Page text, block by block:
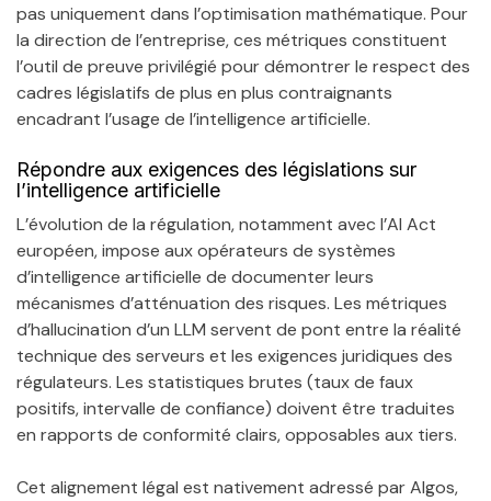
pas uniquement dans l’optimisation mathématique. Pour
la direction de l’entreprise, ces métriques constituent
l’outil de preuve privilégié pour démontrer le respect des
cadres législatifs de plus en plus contraignants
encadrant l’usage de l’intelligence artificielle.
Répondre aux exigences des législations sur
l’intelligence artificielle
L’évolution de la régulation, notamment avec l’AI Act
européen, impose aux opérateurs de systèmes
d’intelligence artificielle de documenter leurs
mécanismes d’atténuation des risques. Les métriques
d’hallucination d’un LLM servent de pont entre la réalité
technique des serveurs et les exigences juridiques des
régulateurs. Les statistiques brutes (taux de faux
positifs, intervalle de confiance) doivent être traduites
en rapports de conformité clairs, opposables aux tiers.
Cet alignement légal est nativement adressé par Algos,